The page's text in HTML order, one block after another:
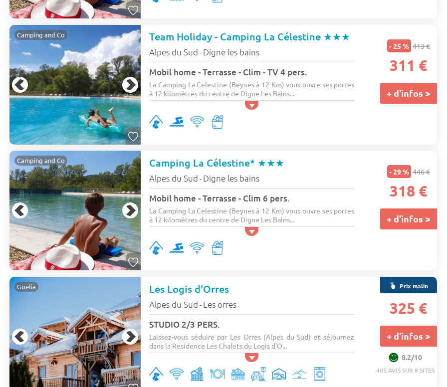
Camping and Co Team Holiday - Camping La Célestine ★★★
Alpes du Sud - Digne les bains
Mobil home - Terrasse - Clim - TV 4 pers.
La Camping La Celestine (Beynes à 12 Km) vous ouvre ses portes
à 12 kilomètres du centre de Digne Les Bains...
- 25 % 413 €
311 €
+ d'infos >
Camping and Co Camping La Célestine* ★★★
Alpes du Sud - Digne les bains
Mobil home - Terrasse - Clim 6 pers.
La Camping La Celestine (Beynes à 12 Km) vous ouvre ses portes
à 12 kilomètres du centre de Digne Les Bains...
- 29 % 446 €
318 €
+ d'infos >
Goelia Les Logis d'Orres
Alpes du Sud - Les orres
STUDIO 2/3 PERS.
Laissez-vous séduire par Les Orres (Alpes du Sud) et séjournez
dans la Residence Les Chalets du Logis d'O...
Prix malin
325 €
+ d'infos >
8.2/10
405 AVIS SUR 8 SITES